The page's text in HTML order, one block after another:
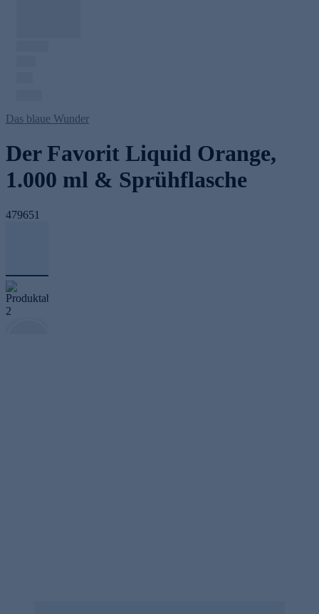
Das blaue Wunder
Der Favorit Liquid Orange,
1.000 ml & Sprühflasche
479651